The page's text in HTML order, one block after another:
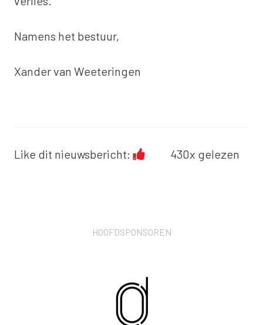
Namens het bestuur,
Xander van Weeteringen
Like dit nieuwsbericht: 430x gelezen
HOOFDSPONSOREN